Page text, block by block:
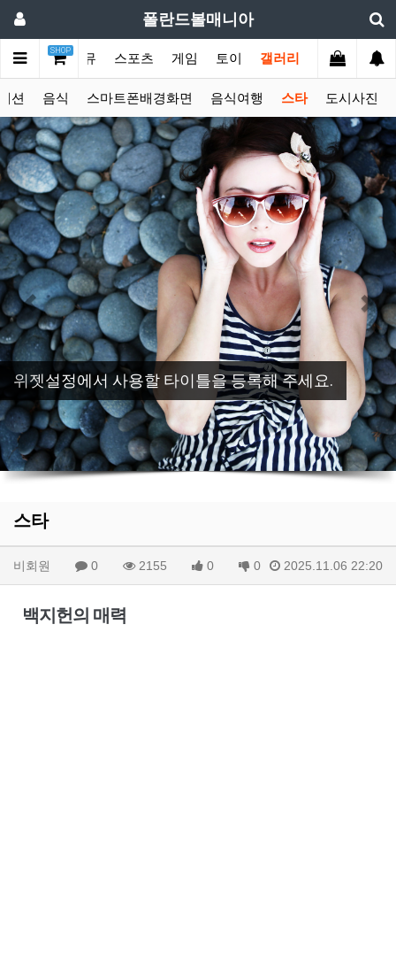
폴란드볼매니아
SHOP
핑/투자 커뮤 스포츠 게임 토이 갤러리
션 음식 스마트폰배경화면 음식여행 스타 도시사진
위젯설정에서 사용할 타이틀을 등록해 주세요.
Previous
스타
비회원 0 2155 0 0 2025.11.06 22:20
백지헌의 매력